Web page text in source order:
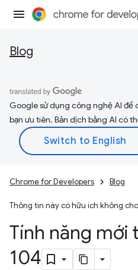
Blog
Google sử dụng công nghệ AI để
bạn ưu tiên. Bản dịch bằng AI có
Chrome for Developers Blog
Thông tin này có hữu ích không
Tính năng mới
104